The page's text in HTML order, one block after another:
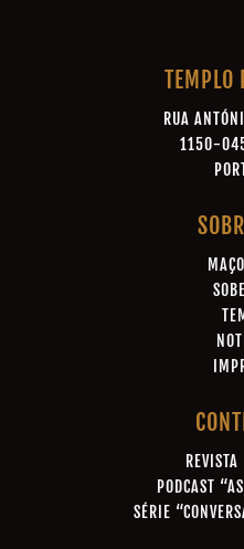
TEMPLO
RUA
1150-
PODCAST
SÉRIE